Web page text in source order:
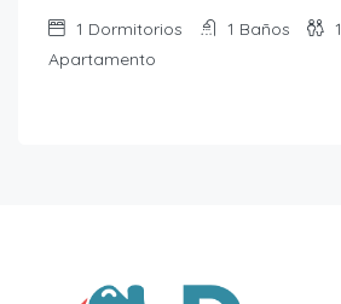
1 Dormitorios 1 Baños 1
Apartamento